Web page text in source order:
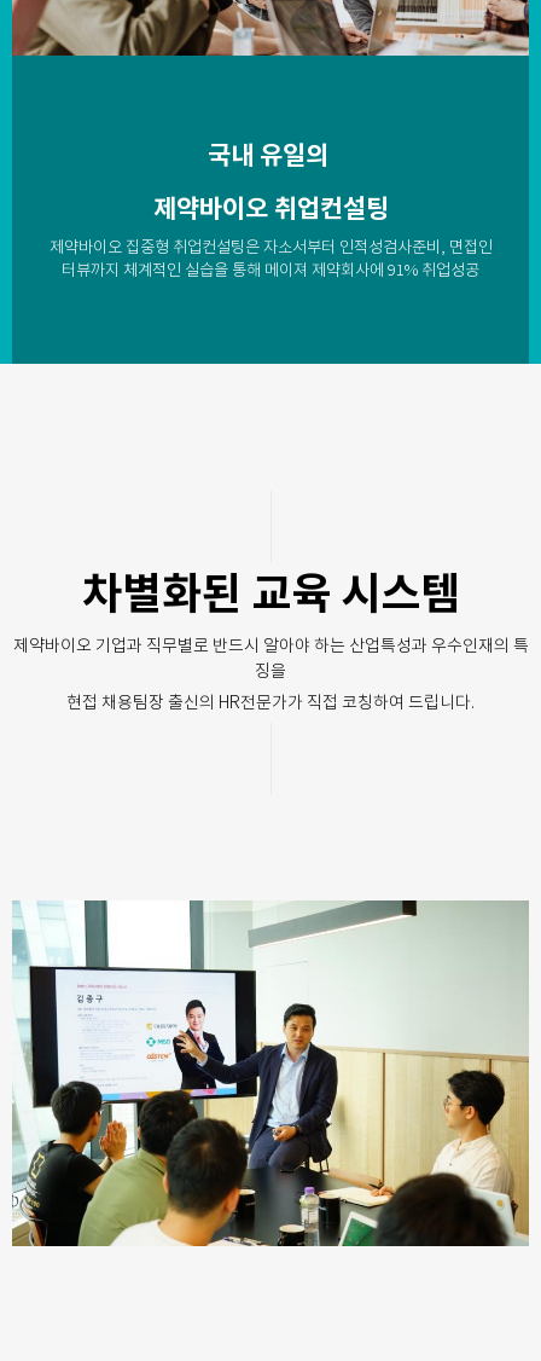
국내 유일의
제약바이오 취업컨설팅
제약바이오 집중형 취업컨설팅은 자소서부터 인적성검사준비, 면접인
터뷰까지 체계적인 실습을 통해 메이져 제약회사에 91% 취업성공
차별화된 교육 시스템
제약바이오 기업과 직무별로 반드시 알아야 하는 산업특성과 우수인재의 특
징을
현접 채용팀장 출신의 HR전문가가 직접 코칭하여 드립니다.